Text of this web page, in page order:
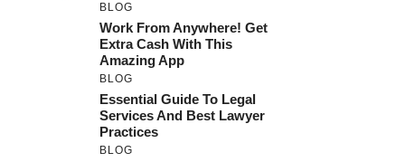
BLOG
Work From Anywhere! Get
Extra Cash With This
Amazing App
BLOG
Essential Guide To Legal
Services And Best Lawyer
Practices
BLOG